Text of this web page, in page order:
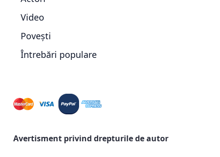
Video
Povești
Întrebări populare
Avertisment privind drepturile de autor